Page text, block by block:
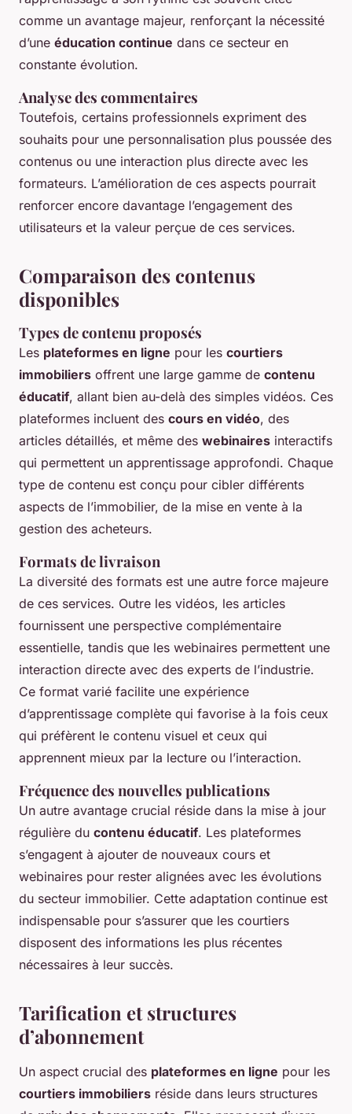
comme un avantage majeur, renforçant la nécessité
d’une éducation continue dans ce secteur en
constante évolution.
Analyse des commentaires
Toutefois, certains professionnels expriment des
souhaits pour une personnalisation plus poussée des
contenus ou une interaction plus directe avec les
formateurs. L’amélioration de ces aspects pourrait
renforcer encore davantage l’engagement des
utilisateurs et la valeur perçue de ces services.
Comparaison des contenus
disponibles
Types de contenu proposés
Les plateformes en ligne pour les courtiers
immobiliers offrent une large gamme de contenu
éducatif, allant bien au-delà des simples vidéos. Ces
plateformes incluent des cours en vidéo, des
articles détaillés, et même des webinaires interactifs
qui permettent un apprentissage approfondi. Chaque
type de contenu est conçu pour cibler différents
aspects de l’immobilier, de la mise en vente à la
gestion des acheteurs.
Formats de livraison
La diversité des formats est une autre force majeure
de ces services. Outre les vidéos, les articles
fournissent une perspective complémentaire
essentielle, tandis que les webinaires permettent une
interaction directe avec des experts de l’industrie.
Ce format varié facilite une expérience
d’apprentissage complète qui favorise à la fois ceux
qui préfèrent le contenu visuel et ceux qui
apprennent mieux par la lecture ou l’interaction.
Fréquence des nouvelles publications
Un autre avantage crucial réside dans la mise à jour
régulière du contenu éducatif. Les plateformes
s’engagent à ajouter de nouveaux cours et
webinaires pour rester alignées avec les évolutions
du secteur immobilier. Cette adaptation continue est
indispensable pour s’assurer que les courtiers
disposent des informations les plus récentes
nécessaires à leur succès.
Tarification et structures
d’abonnement
Un aspect crucial des plateformes en ligne pour les
courtiers immobiliers réside dans leurs structures